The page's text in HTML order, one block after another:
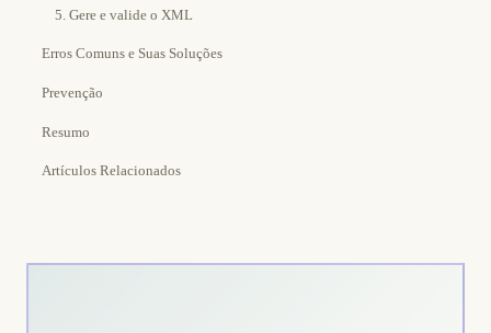
5. Gere e valide o XML
Erros Comuns e Suas Soluções
Prevenção
Resumo
Artículos Relacionados